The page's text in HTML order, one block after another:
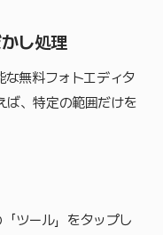
し処理
無料フォトエディタ
ば、特定の範囲だけを
ツール」をタップし